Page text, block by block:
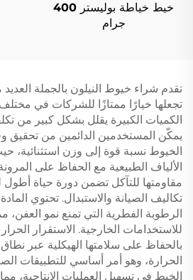
خيط خياطة بوليستر 400
جرام
تقدم شراء خيوط النيلون بالجملة العديد
تجعلها خيارًا ممتازًا للشركات في
الكميات الكبيرة يقلل بشكل كبير من
يمكّن المستخدمين الدائمين من تحقيق
الخيوط نسبة قوة إلى وزن استثنائية،
الألياف الطبيعية مع الحفاظ على
مقاومتها للتآكل تضمن دورة حياة أطول
تكاليف الصيانة والاستبدال. تحتوي
الرطوبة الفطرية التي تمنع نمو العفن،
للاستخدامات الخارجية. الاستقرار
بالحفاظ على سلامتها الهيكلية عبر
الحرارة، وهو أمر أساسي للتطبيقات
الخيط في تسهيل العمليات الإنتاجية،